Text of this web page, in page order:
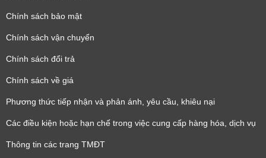
Chính sách bảo mật
Chính sách vận chuyển
Chính sách đổi trả
Chính sách về giá
Phương thức tiếp nhận và phản ánh, yêu cầu, khiêu nại
Các điều kiện hoặc hạn chế trong việc cung cấp hàng hóa, dịch vụ
Thông tin các trang TMĐT